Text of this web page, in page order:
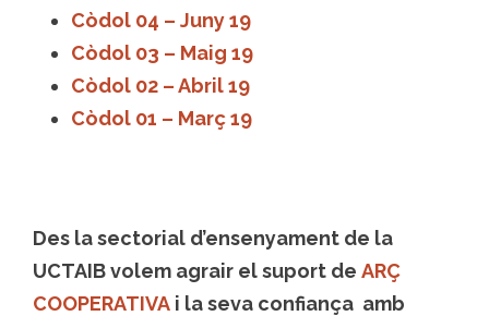
Còdol 04 – Juny 19
Còdol 03 – Maig 19
Còdol 02 – Abril 19
Còdol 01 – Març 19
Des la sectorial d’ensenyament de la
UCTAIB volem agrair el suport de ARÇ
COOPERATIVA i la seva confiança amb